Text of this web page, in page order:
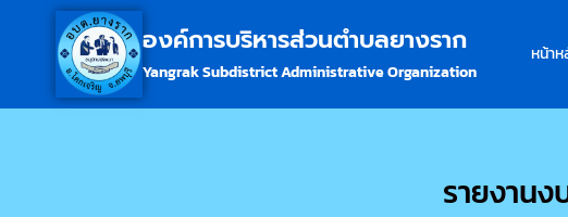
องค์การบริหารส่วนตำบลยางราก
Yangrak Subdistrict Administrative Organization
หน้า
รายงาน